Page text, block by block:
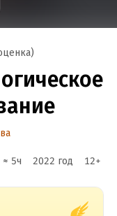
)
≈ 5ч 2022 год 12+